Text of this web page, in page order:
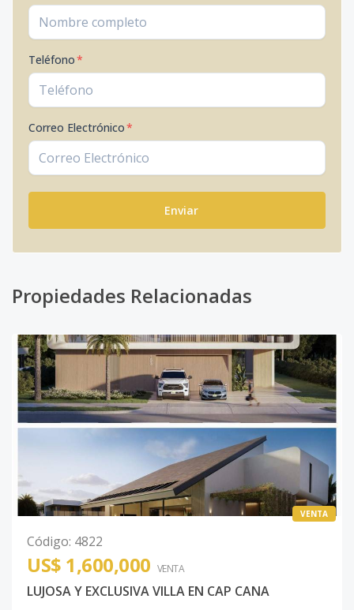
Teléfono*
Correo Electrónico*
Enviar
Propiedades Relacionadas
VENTA
Código: 4822
US$ 1,600,000 VENTA
LUJOSA Y EXCLUSIVA VILLA EN CAP CANA